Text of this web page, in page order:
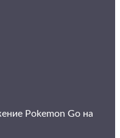
Pokemon Go на